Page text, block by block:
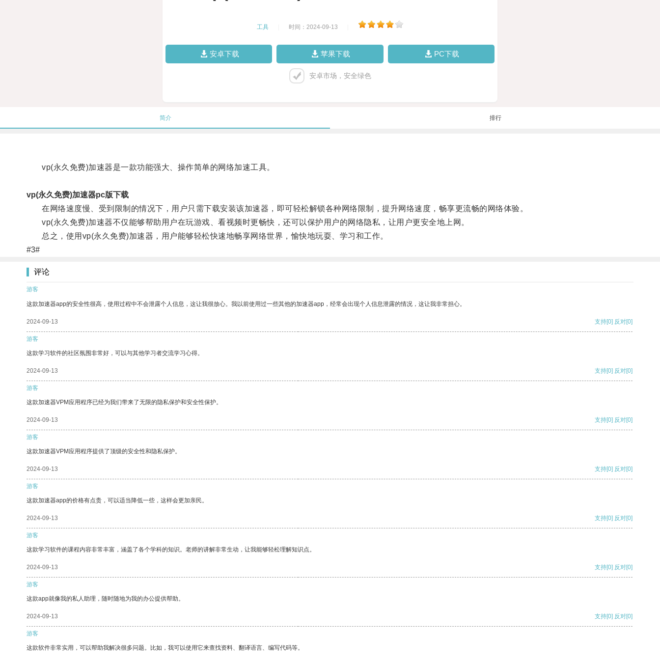
工具 时间：2024-09-13
安卓下载 苹果下载 PC下载
安卓市场，安全绿色
简介 排行
vp(永久免费)加速器是一款功能强大、操作简单的网络加速工具。
vp(永久免费)加速器pc版下载
在网络速度慢、受到限制的情况下，用户只需下载安装该加速器，即可轻松解锁各种网络限制，提升网络速度，畅享更流畅的网络体验。
vp(永久免费)加速器不仅能够帮助用户在玩游戏、看视频时更畅快，还可以保护用户的网络隐私，让用户更安全地上网。
总之，使用vp(永久免费)加速器，用户能够轻松快速地畅享网络世界，愉快地玩耍、学习和工作。
#3#
评论
游客
这款加速器app的安全性很高，使用过程中不会泄露个人信息，这让我很放心。我以前使用过一些其他的加速器app，经常会出现个人信息泄露的情况，这让我非常担心。
2024-09-13 支持[0] 反对[0]
游客
这款学习软件的社区氛围非常好，可以与其他学习者交流学习心得。
2024-09-13 支持[0] 反对[0]
游客
这款加速器VPM应用程序已经为我们带来了无限的隐私保护和安全性保护。
2024-09-13 支持[0] 反对[0]
游客
这款加速器VPM应用程序提供了顶级的安全性和隐私保护。
2024-09-13 支持[0] 反对[0]
游客
这款加速器app的价格有点贵，可以适当降低一些，这样会更加亲民。
2024-09-13 支持[0] 反对[0]
游客
这款学习软件的课程内容非常丰富，涵盖了各个学科的知识。老师的讲解非常生动，让我能够轻松理解知识点。
2024-09-13 支持[0] 反对[0]
游客
这款app就像我的私人助理，随时随地为我的办公提供帮助。
2024-09-13 支持[0] 反对[0]
游客
这款软件非常实用，可以帮助我解决很多问题。比如，我可以使用它来查找资料、翻译语言、编写代码等。